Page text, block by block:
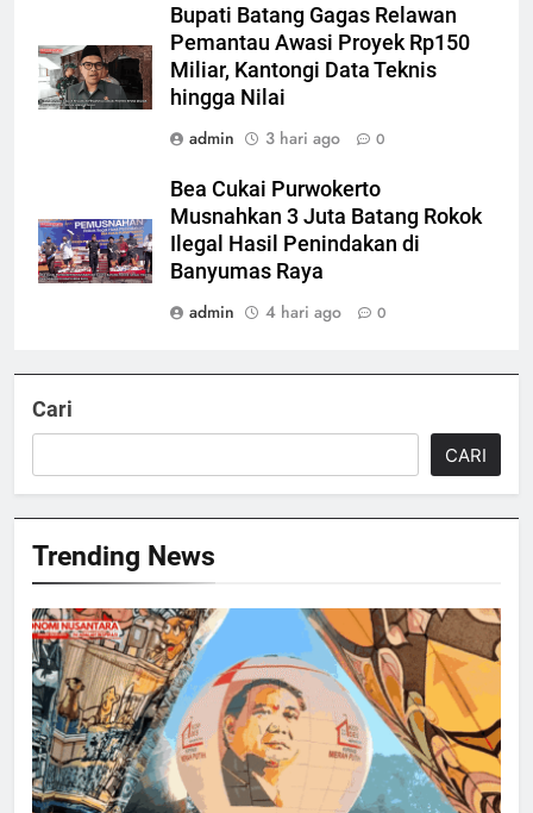
Bupati Batang Gagas Relawan
Pemantau Awasi Proyek Rp150
Miliar, Kantongi Data Teknis
hingga Nilai
admin
3 hari ago 0
Bea Cukai Purwokerto
Musnahkan 3 Juta Batang Rokok
Ilegal Hasil Penindakan di
Banyumas Raya
admin
4 hari ago 0
Cari
CARI
Trending News